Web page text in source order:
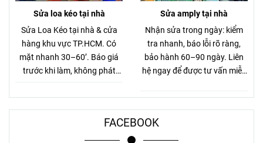
Sửa loa kéo tại nhà
Sửa Loa Kéo tại nhà & cửa
hàng khu vực TP.HCM. Có
mặt nhanh 30–60’. Báo giá
trước khi làm, không phát
Sửa amply tại nhà
Nhận sửa trong ngày: kiểm
tra nhanh, báo lỗi rõ ràng,
bảo hành 60–90 ngày. Liên
hệ ngay để được tư vấn miễn
FACEBOOK